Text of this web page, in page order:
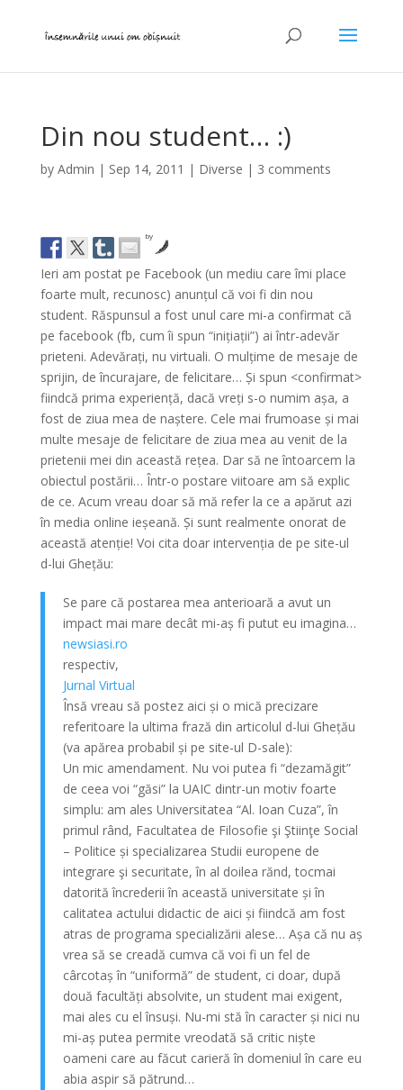
Din nou student… :)
by Admin | Sep 14, 2011 | Diverse | 3 comments
by
Ieri am postat pe Facebook (un mediu care îmi place
foarte mult, recunosc) anunțul că voi fi din nou
student. Răspunsul a fost unul care mi-a confirmat că
pe facebook (fb, cum îi spun “inițiații”) ai într-adevăr
prieteni. Adevărați, nu virtuali. O mulțime de mesaje de
sprijin, de încurajare, de felicitare… Și spun <confirmat>
fiindcă prima experiență, dacă vreți s-o numim așa, a
fost de ziua mea de naștere. Cele mai frumoase și mai
multe mesaje de felicitare de ziua mea au venit de la
prietenii mei din această rețea. Dar să ne întoarcem la
obiectul postării… Într-o postare viitoare am să explic
de ce. Acum vreau doar să mă refer la ce a apărut azi
în media online ieșeană. Și sunt realmente onorat de
această atenție! Voi cita doar intervenția de pe site-ul
d-lui Ghețău:
Se pare că postarea mea anterioară a avut un
impact mai mare decât mi-aș fi putut eu imagina…
newsiasi.ro
respectiv,
Jurnal Virtual
Însă vreau să postez aici și o mică precizare
referitoare la ultima frază din articolul d-lui Ghețău
(va apărea probabil și pe site-ul D-sale):
Un mic amendament. Nu voi putea fi “dezamăgit”
de ceea voi “găsi” la UAIC dintr-un motiv foarte
simplu: am ales Universitatea “Al. Ioan Cuza”, în
primul rând, Facultatea de Filosofie şi Ştiinţe Social
– Politice și specializarea Studii europene de
integrare şi securitate, în al doilea rănd, tocmai
datorită încrederii în această universitate și în
calitatea actului didactic de aici și fiindcă am fost
atras de programa specializării alese… Așa că nu aș
vrea să se creadă cumva că voi fi un fel de
cârcotaș în “uniformă” de student, ci doar, după
două facultăți absolvite, un student mai exigent,
mai ales cu el însuși. Nu-mi stă în caracter și nici nu
mi-aș putea permite vreodată să critic niște
oameni care au făcut carieră în domeniul în care eu
abia aspir să pătrund…